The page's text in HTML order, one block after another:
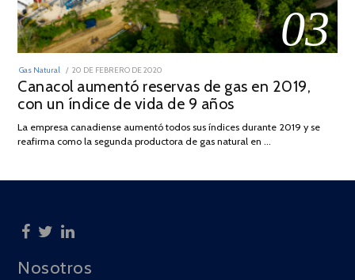
03
Gas Natural
POSTED
ON
20 DE FEBRERO DE 2020
DE
JULIO
DE
Canacol aumentó reservas de gas en 2019,
con un índice de vida de 9 años
La empresa canadiense aumentó todos sus índices durante 2019 y se
reafirma como la segunda productora de gas natural en …
Nosotros